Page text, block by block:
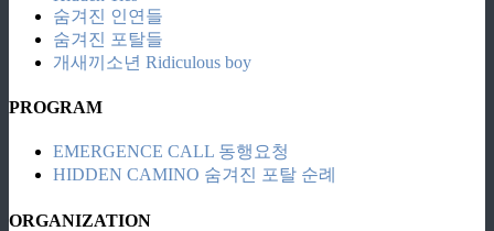
숨겨진 인연들
숨겨진 포탈들
개새끼소년 Ridiculous boy
PROGRAM
EMERGENCE CALL 동행요청
HIDDEN CAMINO 숨겨진 포탈 순례
ORGANIZATION